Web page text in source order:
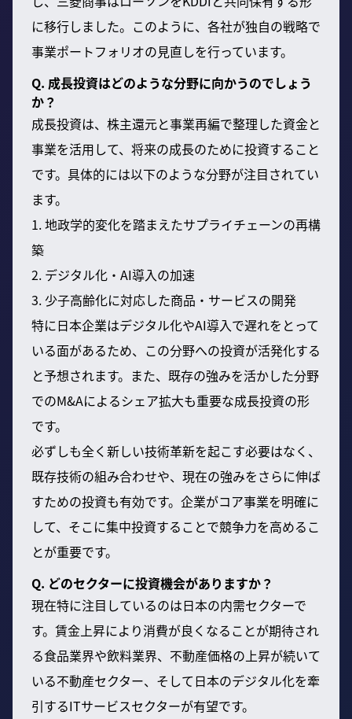
に移行しました。このように、各社が独自の戦略で
事業ポートフォリオの見直しを行っています。
Q. 成長投資はどのような分野に向かうのでしょう
か？
成長投資は、株主還元と事業再編で整理した資金と
事業を活用して、将来の成長のために投資すること
です。具体的には以下のような分野が注目されてい
ます。
1. 地政学的変化を踏まえたサプライチェーンの再構
築
2. デジタル化・AI導入の加速
3. 少子高齢化に対応した商品・サービスの開発
特に日本企業はデジタル化やAI導入で遅れをとって
いる面があるため、この分野への投資が活発化する
と予想されます。また、既存の強みを活かした分野
でのM&Aによるシェア拡大も重要な成長投資の形
です。
必ずしも全く新しい技術革新を起こす必要はなく、
既存技術の組み合わせや、現在の強みをさらに伸ば
すための投資も有効です。企業がコア事業を明確に
して、そこに集中投資することで競争力を高めるこ
とが重要です。
Q. どのセクターに投資機会がありますか？
現在特に注目しているのは日本の内需セクターで
す。賃金上昇により消費が良くなることが期待され
る食品業界や飲料業界、不動産価格の上昇が続いて
いる不動産セクター、そして日本のデジタル化を牽
引するITサービスセクターが有望です。